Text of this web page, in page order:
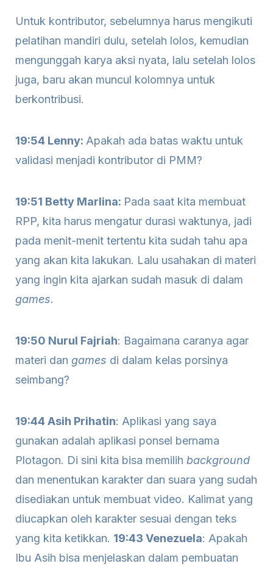
Untuk kontributor, sebelumnya harus mengikuti
pelatihan mandiri dulu, setelah lolos, kemudian
mengunggah karya aksi nyata, lalu setelah lolos
juga, baru akan muncul kolomnya untuk
berkontribusi.
19:54 Lenny: Apakah ada batas waktu untuk
validasi menjadi kontributor di PMM?
19:51 Betty Marlina: Pada saat kita membuat
RPP, kita harus mengatur durasi waktunya, jadi
pada menit-menit tertentu kita sudah tahu apa
yang akan kita lakukan. Lalu usahakan di materi
yang ingin kita ajarkan sudah masuk di dalam
games.
19:50 Nurul Fajriah: Bagaimana caranya agar
materi dan games di dalam kelas porsinya
seimbang?
19:44 Asih Prihatin: Aplikasi yang saya
gunakan adalah aplikasi ponsel bernama
Plotagon. Di sini kita bisa memilih background
dan menentukan karakter dan suara yang sudah
disediakan untuk membuat video. Kalimat yang
diucapkan oleh karakter sesuai dengan teks
yang kita ketikkan. 19:43 Venezuela: Apakah
Ibu Asih bisa menjelaskan dalam pembuatan